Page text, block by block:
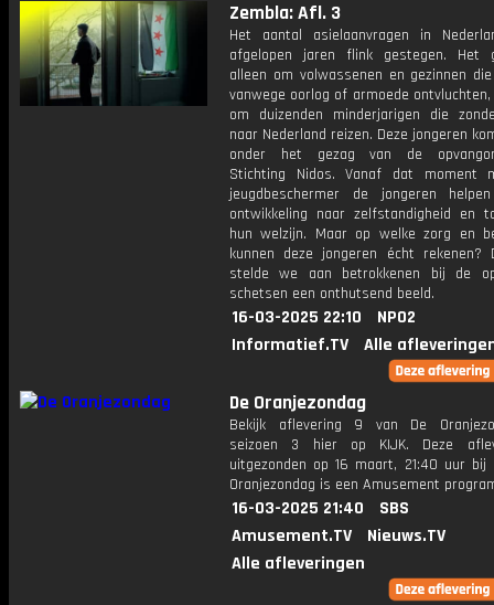
Zembla: Afl. 3
Het aantal asielaanvragen in
afgelopen jaren flink gestegen. Het
alleen om volwassenen en gezinnen
vanwege oorlog of armoede
om duizenden minderjarigen die
naar Nederland reizen. Deze jongeren
onder het gezag van de
Stichting Nidos. Vanaf dat moment
jeugdbeschermer de jongeren
ontwikkeling naar zelfstandigheid en
hun welzijn. Maar op welke zorg en
kunnen deze jongeren écht rekenen?
stelde we aan betrokkenen bij de
schetsen een onthutsend beeld.
16-03-2025 22:10
NPO2
Informatief.TV
Alle
De Oranjezondag
Bekijk aflevering 9 van De
seizoen 3 hier op KIJK. Deze
uitgezonden op 16 maart, 21:40 uur bij
Oranjezondag is een Amusement
16-03-2025 21:40
SBS
Amusement.TV
Nieuws.TV
Alle afleveringen